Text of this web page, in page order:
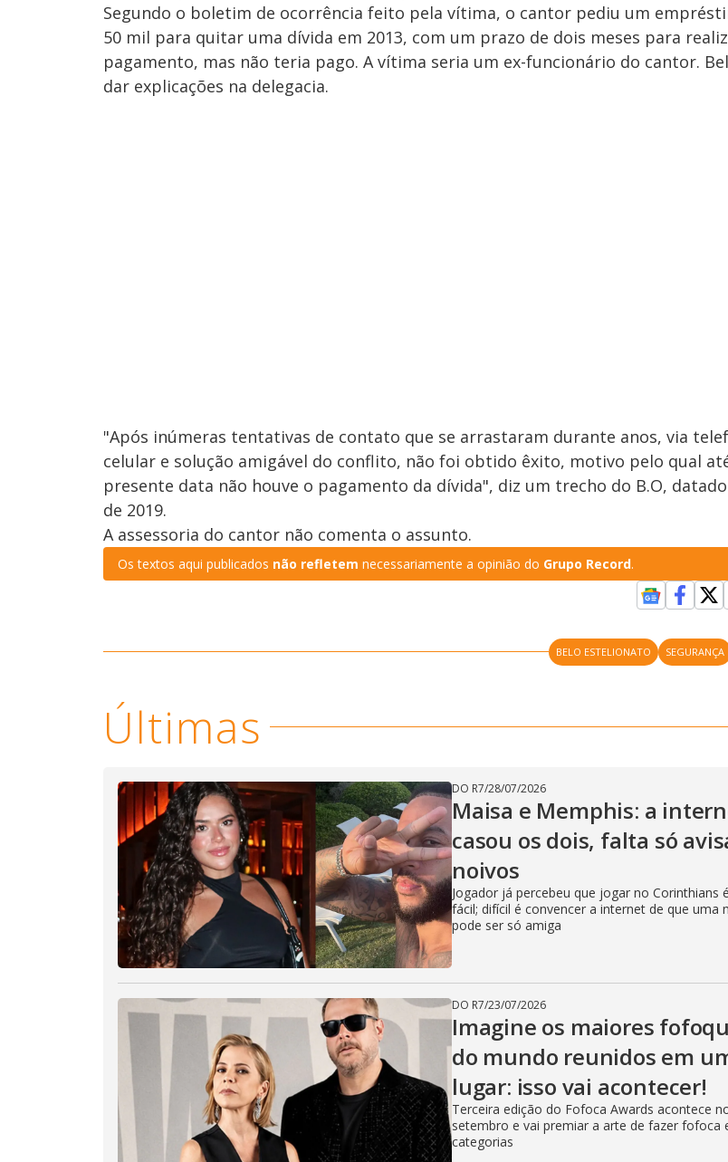
Segundo o boletim de ocorrência feito pela vítima, o cantor pediu um
50 mil para quitar uma dívida em 2013, com um prazo de dois meses para
pagamento, mas não teria pago. A vítima seria um ex-funcionário do cantor.
dar explicações na delegacia.
"Após inúmeras tentativas de contato que se arrastaram durante anos, via
celular e solução amigável do conflito, não foi obtido êxito, motivo pelo qual
presente data não houve o pagamento da dívida", diz um trecho do B.O,
de 2019.
A assessoria do cantor não comenta o assunto.
Os textos aqui publicados não refletem necessariamente a opinião do Grupo Record.
BELO ESTELIONATO SEGURANÇA
Últimas
DO R7/28/07/2026
Maisa e Memphis: a
casou os dois, falta só
noivos
Jogador já percebeu que jogar no Corinthians
fácil; difícil é convencer a internet de que uma
pode ser só amiga
DO R7/23/07/2026
Imagine os maiores
do mundo reunidos em
lugar: isso vai acontecer!
Terceira edição do Fofoca Awards acontece
setembro e vai premiar a arte de fazer fofoca
categorias